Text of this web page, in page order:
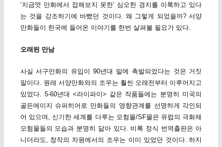
‘지금껏 만화에서 접해보지 못한’ 심오한 경지를 이룩하고 있다
는 것을 강조하기에 바빴던 것이다. 왜 그렇게 되었을까? 서양
만화들이 한국에 들어온 이야기를 한번 살펴볼 필요가 있다.
오래된 만남
사실 서구만화의 유입이 90년대 말에 촉발되었다는 것은 거짓
말이다. 원래 서양만화와의 조우는 훨씬 오래전부터 이루어지고
있었다. 5-60년대 <라이파이> 같은 작품들에는 분명히 미국의
골든에이지 슈퍼히어로 만화들의 영향관계를 선명하게 각인되
어 있으며, 신기한 세계를 다루는 모험물/SF물은 유럽의 극화체
모험물들의 모습과 분명히 닮아 있다. 비록 정식 번역출판은 아
니더라도, 창작의 차원에서의 조우는 이미 있었던 것이다. 하지